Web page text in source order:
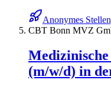
Anonymes
CBT Bonn MVZ
(m/w/d) in